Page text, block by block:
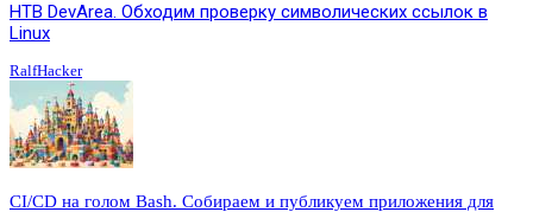
HTB DevArea. Обходим проверку символических ссылок в
Linux
RalfHacker
CI/CD на голом Bash. Собираем и публикуем приложения для